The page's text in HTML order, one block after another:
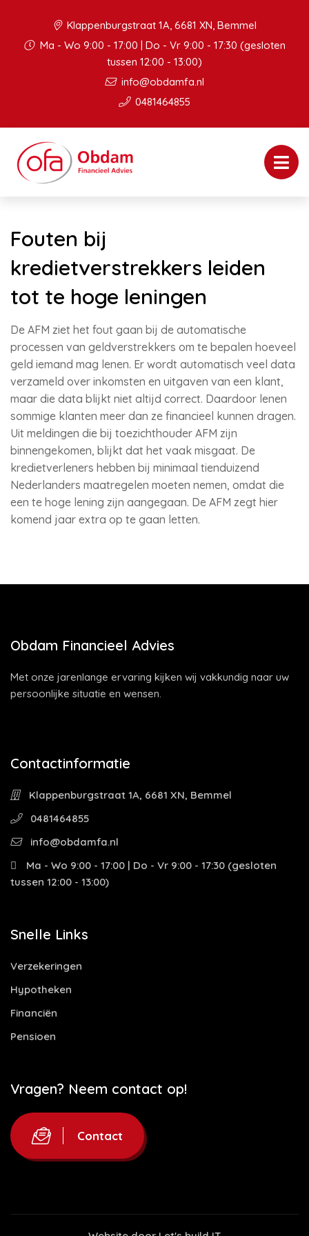
Klappenburgstraat 1A, 6681 XN, Bemmel
Ma - Wo 9:00 - 17:00 | Do - Vr 9:00 - 17:30 (gesloten
tussen 12:00 - 13:00)
info@obdamfa.nl
0481464855
Fouten bij
kredietverstrekkers leiden
tot te hoge leningen
De AFM ziet het fout gaan bij de automatische
processen van geldverstrekkers om te bepalen hoeveel
geld iemand mag lenen. Er wordt automatisch veel data
verzameld over inkomsten en uitgaven van een klant,
maar die data blijkt niet altijd correct. Daardoor lenen
sommige klanten meer dan ze financieel kunnen dragen.
Uit meldingen die bij toezichthouder AFM zijn
binnengekomen, blijkt dat het vaak misgaat. De
kredietverleners hebben bij minimaal tienduizend
Nederlanders maatregelen moeten nemen, omdat die
een te hoge lening zijn aangegaan. De AFM zegt hier
komend jaar extra op te gaan letten.
Obdam Financieel Advies
Met onze jarenlange ervaring kijken wij vakkundig naar uw
persoonlijke situatie en wensen.
Contactinformatie
Klappenburgstraat 1A, 6681 XN, Bemmel
0481464855
info@obdamfa.nl
Ma - Wo 9:00 - 17:00 | Do - Vr 9:00 - 17:30 (gesloten
tussen 12:00 - 13:00)
Snelle Links
Verzekeringen
Hypotheken
Financiën
Pensioen
Vragen? Neem contact op!
Contact